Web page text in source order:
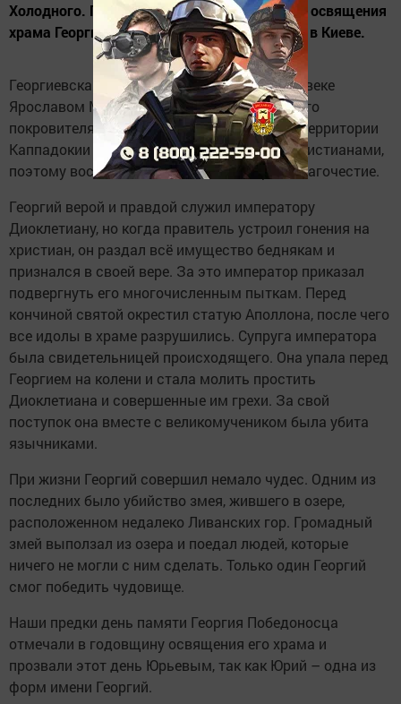
Холодного. Посвящен праздник годовщине освящения
храма Георгия Победоносца, находящегося в Киеве.
Георгиевская церковь была построена в XI веке
Ярославом Мудрым во имя своего небесного
покровителя. Святой Георгий проживал на территории
Каппадокии в III веке. Его родители были христианами,
поэтому воспитывали мальчика в вере и благочестие.
Георгий верой и правдой служил императору
Диоклетиану, но когда правитель устроил гонения на
христиан, он раздал всё имущество беднякам и
признался в своей вере. За это император приказал
подвергнуть его многочисленным пыткам. Перед
кончиной святой окрестил статую Аполлона, после чего
все идолы в храме разрушились. Супруга императора
была свидетельницей происходящего. Она упала перед
Георгием на колени и стала молить простить
Диоклетиана и совершенные им грехи. За свой
поступок она вместе с великомучеником была убита
язычниками.
При жизни Георгий совершил немало чудес. Одним из
последних было убийство змея, жившего в озере,
расположенном недалеко Ливанских гор. Громадный
змей выползал из озера и поедал людей, которые
ничего не могли с ним сделать. Только один Георгий
смог победить чудовище.
Наши предки день памяти Георгия Победоносца
отмечали в годовщину освящения его храма и
прозвали этот день Юрьевым, так как Юрий – одна из
форм имени Георгий.